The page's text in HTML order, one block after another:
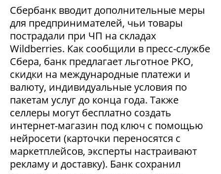
Сбербанк вводит дополнительные меры
для предпринимателей, чьи товары
пострадали при ЧП на складах
Wildberries. Как сообщили в пресс-службе
Сбера, банк предлагает льготное РКО,
скидки на международные платежи и
валюту, индивидуальные условия по
пакетам услуг до конца года. Также
селлеры могут бесплатно создать
интернет-магазин под ключ с помощью
нейросети (карточки переносятся с
маркетплейсов, эксперты настраивают
рекламу и доставку). Банк сохранил